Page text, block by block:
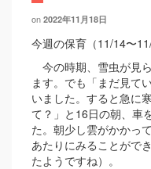
on 2022年11月18日
今週の保育（11/14〜11/
今の時期、雪虫が見
ます。でも「まだ見て
いました。すると急に
て？」と16日の朝、車
た。朝少し雲がかかっ
あたりにみることがで
たようですね）。